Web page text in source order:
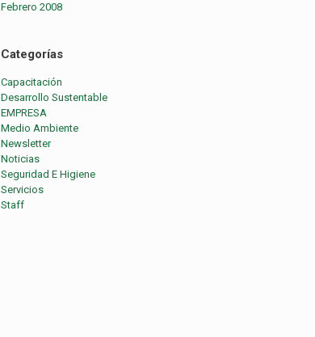
Febrero 2008
Categorías
Capacitación
Desarrollo Sustentable
EMPRESA
Medio Ambiente
Newsletter
Noticias
Seguridad E Higiene
Servicios
Staff